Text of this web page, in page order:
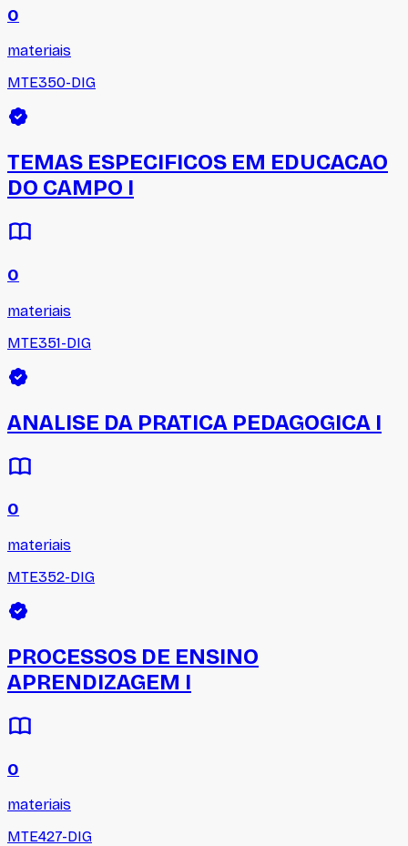
0
materiais
MTE350-DIG
TEMAS ESPECIFICOS EM EDUCACAO
DO CAMPO I
0
materiais
MTE351-DIG
ANALISE DA PRATICA PEDAGOGICA I
0
materiais
MTE352-DIG
PROCESSOS DE ENSINO
APRENDIZAGEM I
0
materiais
MTE427-DIG